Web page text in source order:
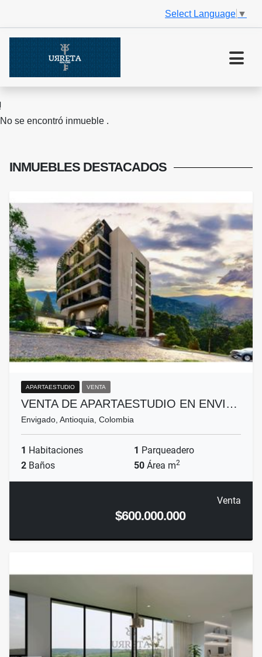
Select Language ▼
No se encontró inmueble .
INMUEBLES DESTACADOS
APARTAESTUDIO VENTA
VENTA DE APARTAESTUDIO EN ENVI…
Envigado, Antioquia, Colombia
1 Habitaciones 1 Parqueadero
2 Baños 50 Área m2
Venta
$600.000.000